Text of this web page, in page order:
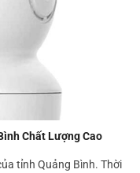
Chất Lượng Cao
tỉnh Quảng Bình. Thời